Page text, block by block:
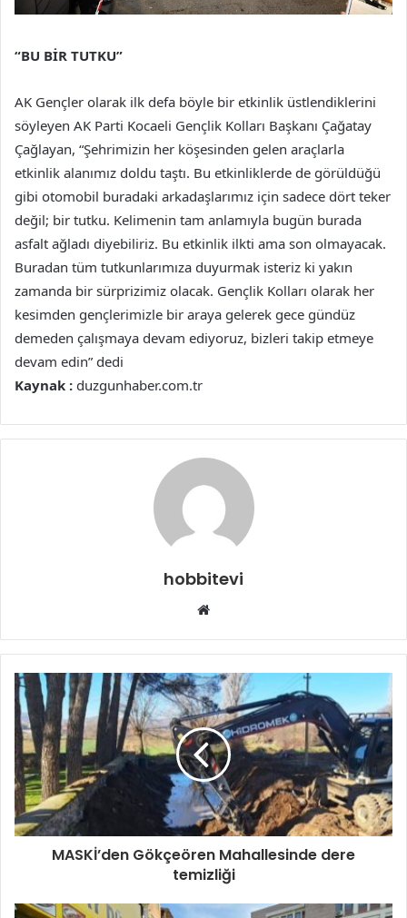
“BU BİR TUTKU”
AK Gençler olarak ilk defa böyle bir etkinlik üstlendiklerini
söyleyen AK Parti Kocaeli Gençlik Kolları Başkanı Çağatay
Çağlayan, “Şehrimizin her köşesinden gelen araçlarla
etkinlik alanımız doldu taştı. Bu etkinliklerde de görüldüğü
gibi otomobil buradaki arkadaşlarımız için sadece dört teker
değil; bir tutku. Kelimenin tam anlamıyla bugün burada
asfalt ağladı diyebiliriz. Bu etkinlik ilkti ama son olmayacak.
Buradan tüm tutkunlarımıza duyurmak isteriz ki yakın
zamanda bir sürprizimiz olacak. Gençlik Kolları olarak her
kesimden gençlerimizle bir araya gelerek gece gündüz
demeden çalışmaya devam ediyoruz, bizleri takip etmeye
devam edin” dedi
Kaynak : duzgunhaber.com.tr
hobbitevi
Web
MASKİ’den Gökçeören Mahallesinde dere
temizliği